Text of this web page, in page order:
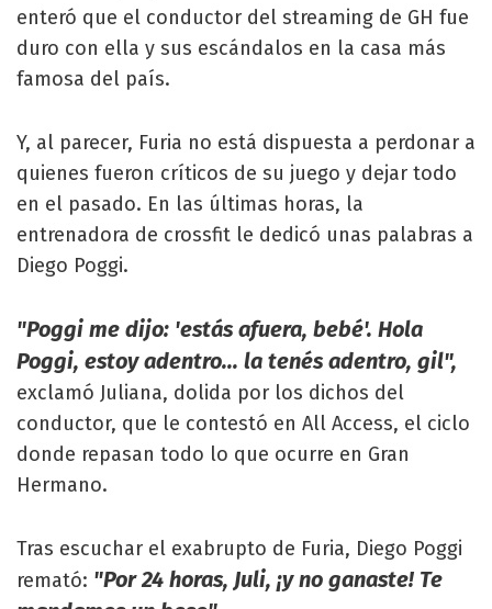
enteró que el conductor del streaming de GH fue
duro con ella y sus escándalos en la casa más
famosa del país.
Y, al parecer, Furia no está dispuesta a perdonar a
quienes fueron críticos de su juego y dejar todo
en el pasado. En las últimas horas, la
entrenadora de crossfit le dedicó unas palabras a
Diego Poggi.
"Poggi me dijo: 'estás afuera, bebé'. Hola
Poggi, estoy adentro... la tenés adentro, gil",
exclamó Juliana, dolida por los dichos del
conductor, que le contestó en All Access, el ciclo
donde repasan todo lo que ocurre en Gran
Hermano.
Tras escuchar el exabrupto de Furia, Diego Poggi
remató: "Por 24 horas, Juli, ¡y no ganaste! Te